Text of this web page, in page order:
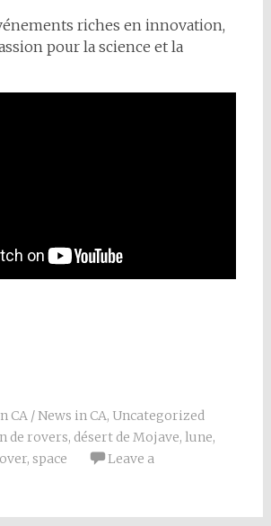
riches en innovation,
pour la science et la
CA / News in CA, Uncategorized
de rovers, désert de Mojave, lune,
, space
Leave a